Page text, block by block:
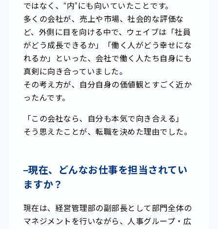
ではなく、“内”にも向いていたことです。
多くの会社が、売上や市場、社会的な評価な
ど、外側に目を向ける中で、ウェイブは「社員
がどう成長できるか」「働く人がどう幸せにな
れるか」といった、会社で働く人たち自身にも
真剣に向き合っていました。
その考え方が、自分自身の価値観とすごく近か
ったんです。
「この会社なら、自分も本気で向き合える」
そう思えたことが、転職を決めた理由でした。
–現在、どんなお仕事を担当されてい
ますか？
現在は、経営管理部の副部長として部門全体の
マネジメントを行いながら、人事グループ・広